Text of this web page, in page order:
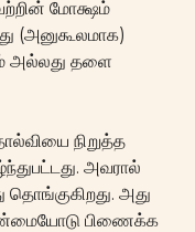
மோக்ஷம்
(அனுகூலமாக)
அல்லது தளை
நிறுத்த
அவரால்
அது
பிணைக்க